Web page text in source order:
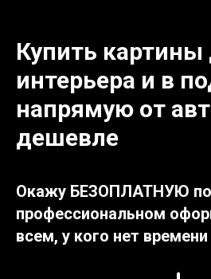
Купить картины
интерьера и в
напрямую от
дешевле
Окажу БЕЗОПЛАТНУЮ
профессиональном
всем, у кого нет